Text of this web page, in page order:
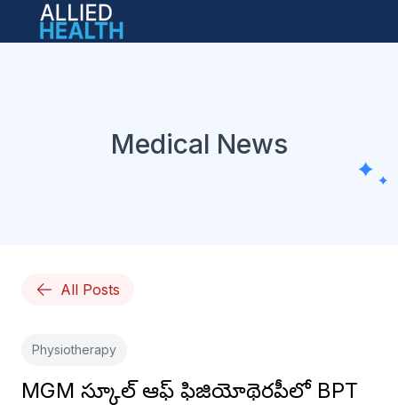
Open main menu
Medical News
All Posts
Physiotherapy
MGM స్కూల్ ఆఫ్ ఫిజియోథెరపీలో BPT